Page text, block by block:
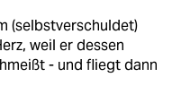
(selbstverschuldet)
weil er dessen
- und fliegt dann